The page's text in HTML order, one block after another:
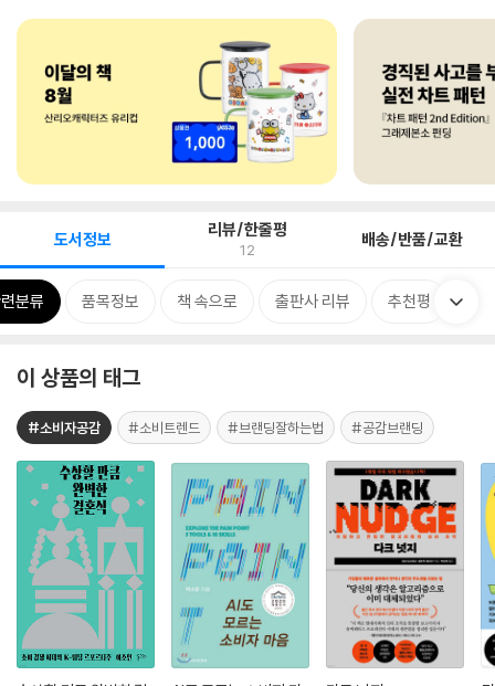
도서정보 리뷰/한줄평
12 배송/반품/교환
분류 품목정보 책 속으로 출판사 리뷰 추천평
이 상품의 태그
#소비자공감 #소비트렌드 #브랜딩잘하는법 #공감브랜딩